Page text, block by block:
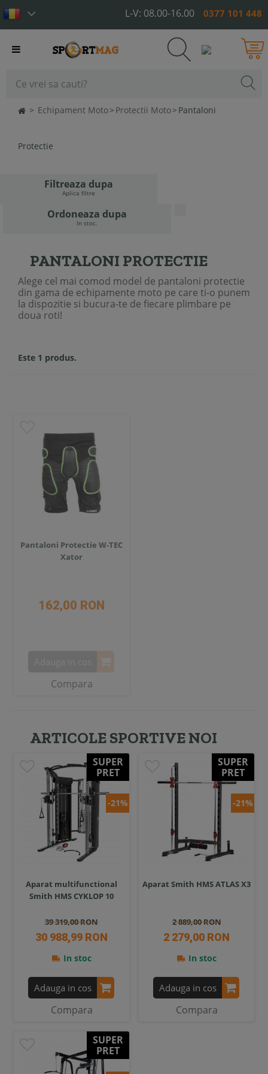
L-V: 08.00-16.00 0377 101 448
Toggle
> Echipament Moto> Protectii Moto> Pantaloni
Protectie
Filtreaza dupa
Aplica filtre
Ordoneaza dupa
In stoc.
PANTALONI PROTECTIE
Alege cel mai comod model de pantaloni protectie
din gama de echipamente moto pe care ti-o punem
la dispozitie si bucura-te de fiecare plimbare pe
doua roti!
Este 1 produs.
Pantaloni Protectie W-TEC
Xator
162,00 RON
Compara
ARTICOLE SPORTIVE NOI
SUPER
PRET
-21%
Aparat multifunctional
Smith HMS CYKLOP 10
39 319,00 RON
30 988,99 RON
In stoc
Adauga in cos
Compara
SUPER
PRET
-21%
Aparat Smith HMS ATLAS X3
2 889,00 RON
2 279,00 RON
In stoc
Adauga in cos
Compara
SUPER
PRET